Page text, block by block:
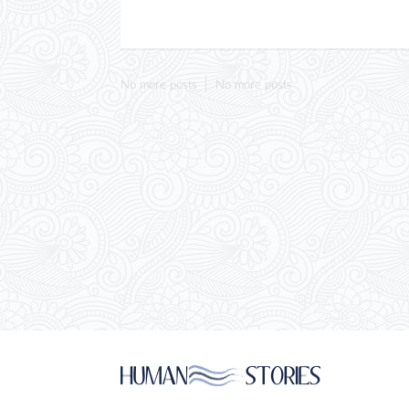
No more posts No more posts